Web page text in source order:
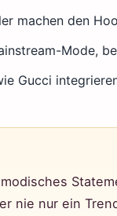
machen den
Mode,
Gucci
nie nur ein